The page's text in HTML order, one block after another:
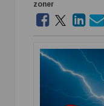
zoner